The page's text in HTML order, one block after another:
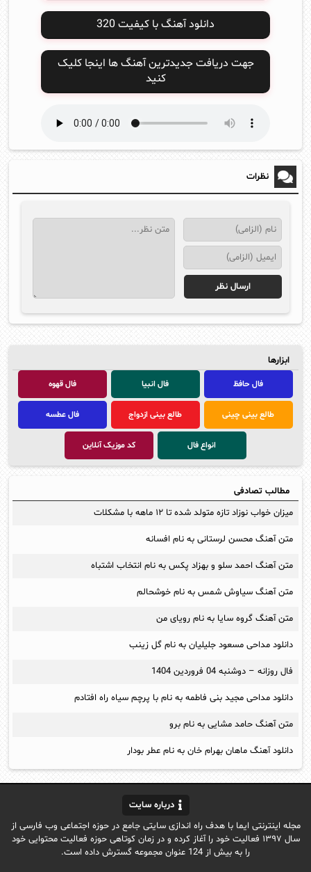
دانلود آهنگ با کیفیت 320
جهت دریافت جدیدترین آهنگ ها اینجا کلیک
کنید
نظرات
ابزارها
فال حافظ فال انبیا فال قهوه
طالع بینی چینی طالع بینی ازدواج فال عطسه
انواع فال کد موزیک آنلاین
مطالب تصادفی
میزان خواب نوزاد تازه متولد شده تا ۱۲ ماهه با مشکلات
متن آهنگ محسن لرستانی به نام افسانه
متن آهنگ احمد سلو و بهزاد پکس به نام انتخاب اشتباه
متن آهنگ سیاوش شمس به نام خوشحالم
متن آهنگ گروه سایا به نام رویای من
دانلود مداحی مسعود جلیلیان به نام گل زینب
فال روزانه – دوشنبه 04 فروردین 1404
دانلود مداحی مجید بنی فاطمه به نام با پرچم سیاه راه افتادم
متن آهنگ حامد مشایی به نام برو
دانلود آهنگ ماهان بهرام خان به نام عطر بودار
درباره سایت
مجله اینترنتی ایما با هدف راه اندازی سایتی جامع در حوزه اجتماعی وب فارسی از
سال ۱۳۹۷ فعالیت خود را آغاز کرده و در زمان کوتاهی حوزه فعالیت محتوایی خود
را به بیش از 124 عنوان مجموعه گسترش داده است.